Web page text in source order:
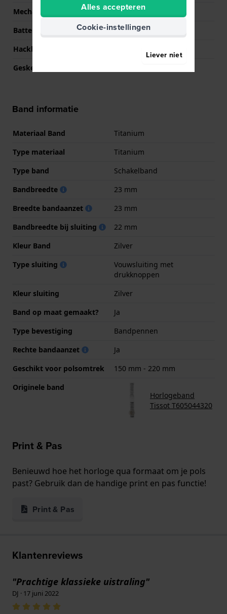
Mechanisme
Solar Quartz
Batterij
ICR2430
Hackbaar
Geskeletteerd
Band informatie
Materiaal Band
Titanium
Type materiaal
Titanium
Type band
Schakelband
Bandbreedte
23 mm
Breedte bandaanzet
23 mm
Bandbreedte bij sluiting
22 mm
Kleur Band
Zilver
Type sluiting
Vouwsluiting met
drukknoppen
Kleur sluiting
Zilver
Band op maat gemaakt?
Ja
Type bevestiging
Bandpennen
Rechte bandaanzet
Ja
Geschikt voor polsomtrek
150 mm - 220 mm
Originele band
Horlogeband
Tissot T605044320
Print & Pas
Benieuwd hoe het horloge qua formaat om je pols
past? Gebruik dan de handige print en pas functie!
Print & Pas
Klantenreviews
"Prachtige klassieke uistraling"
DJ · 17 juni 2022
Alles accepteren
Cookie-instellingen
Liever niet